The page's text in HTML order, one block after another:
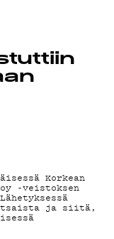
Korkean
-veistoksen
ja siitä,